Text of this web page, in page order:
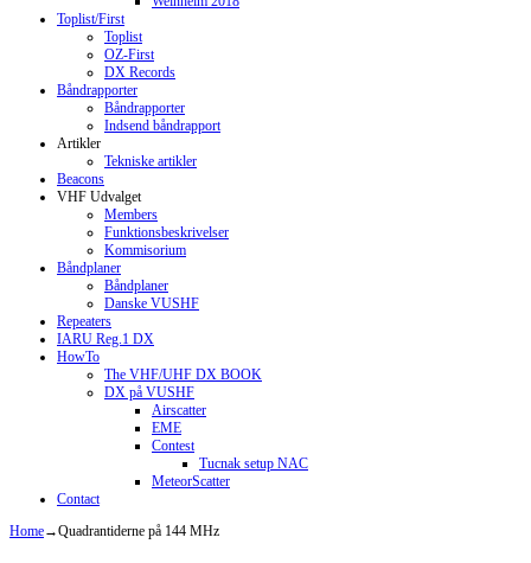
Toplist/First
Toplist
OZ-First
DX Records
Båndrapporter
Båndrapporter
Indsend båndrapport
Artikler
Tekniske artikler
Beacons
VHF Udvalget
Members
Funktionsbeskrivelser
Kommisorium
Båndplaner
Båndplaner
Danske VUSHF
Repeaters
IARU Reg.1 DX
HowTo
The VHF/UHF DX BOOK
DX på VUSHF
Airscatter
EME
Contest
Tucnak setup NAC
MeteorScatter
Contact
Home→Quadrantiderne på 144 MHz